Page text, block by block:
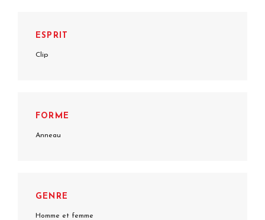
ESPRIT
Clip
FORME
Anneau
GENRE
Homme et femme